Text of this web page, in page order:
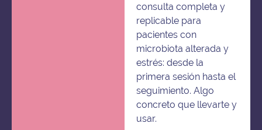
consulta completa y
replicable para
pacientes con
microbiota alterada y
estrés: desde la
primera sesión hasta el
seguimiento. Algo
concreto que llevarte y
usar.